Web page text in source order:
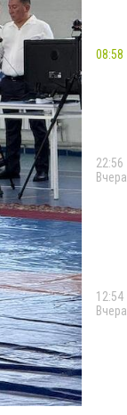
08:58
22:56
Вчера
12:54
Вчера